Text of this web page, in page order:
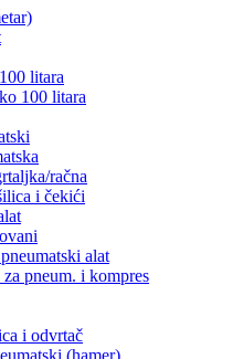
litara
100 litara
račna
i čekići
alat
pneum. i kompres
i odvrtač
(hamer)